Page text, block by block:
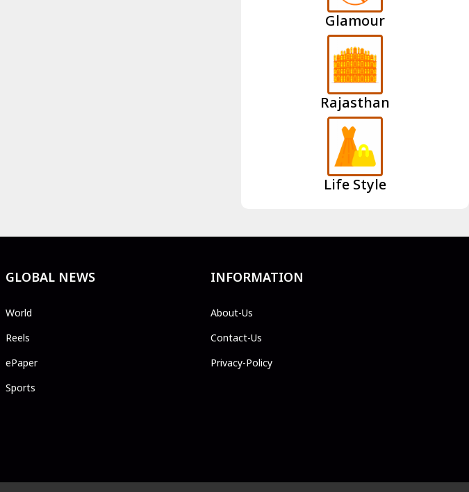
Glamour
Rajasthan
Life Style
GLOBAL NEWS
World
Reels
ePaper
Sports
INFORMATION
About-Us
Contact-Us
Privacy-Policy